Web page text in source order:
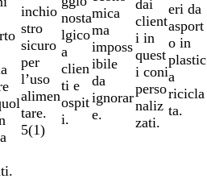
inchio
stro
sicuro
per
l’uso
alimen
tare.
5(1)
nosta
lgico
a
clien
ti e
ospit
i.
mica
ma
imposs
ibile
da
ignorar
e.
dai
client
i in
quest
i coni
perso
naliz
zati.
eri da
asport
o in
plastic
a
ricicla
ta.